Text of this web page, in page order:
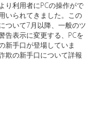
り利用者にPCの操作がで
いられてきました。この
ついて7月以降、一般のツ
告表示に変更する、PCを
新手口が登場していま
欺の新手口について詳報